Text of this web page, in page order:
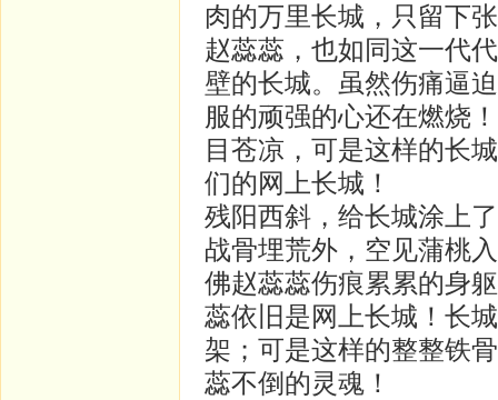
肉的万里长城，只留下
赵蕊蕊，也如同这一代
壁的长城。虽然伤痛逼
服的顽强的心还在燃烧
目苍凉，可是这样的长
们的网上长城！
残阳西斜，给长城涂上
战骨埋荒外，空见蒲桃
佛赵蕊蕊伤痕累累的身
蕊依旧是网上长城！长
架；可是这样的整整铁
蕊不倒的灵魂！